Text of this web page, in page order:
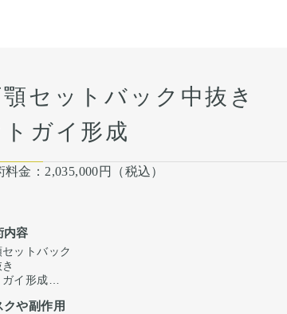
セットバック中抜き
トガイ形成
料金： 2,035,000円（税込）
内容
ットバック
ガイ形成
クや副作用